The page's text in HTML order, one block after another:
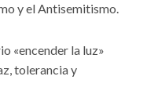
y el Antisemitismo.
«encender la luz»
tolerancia y